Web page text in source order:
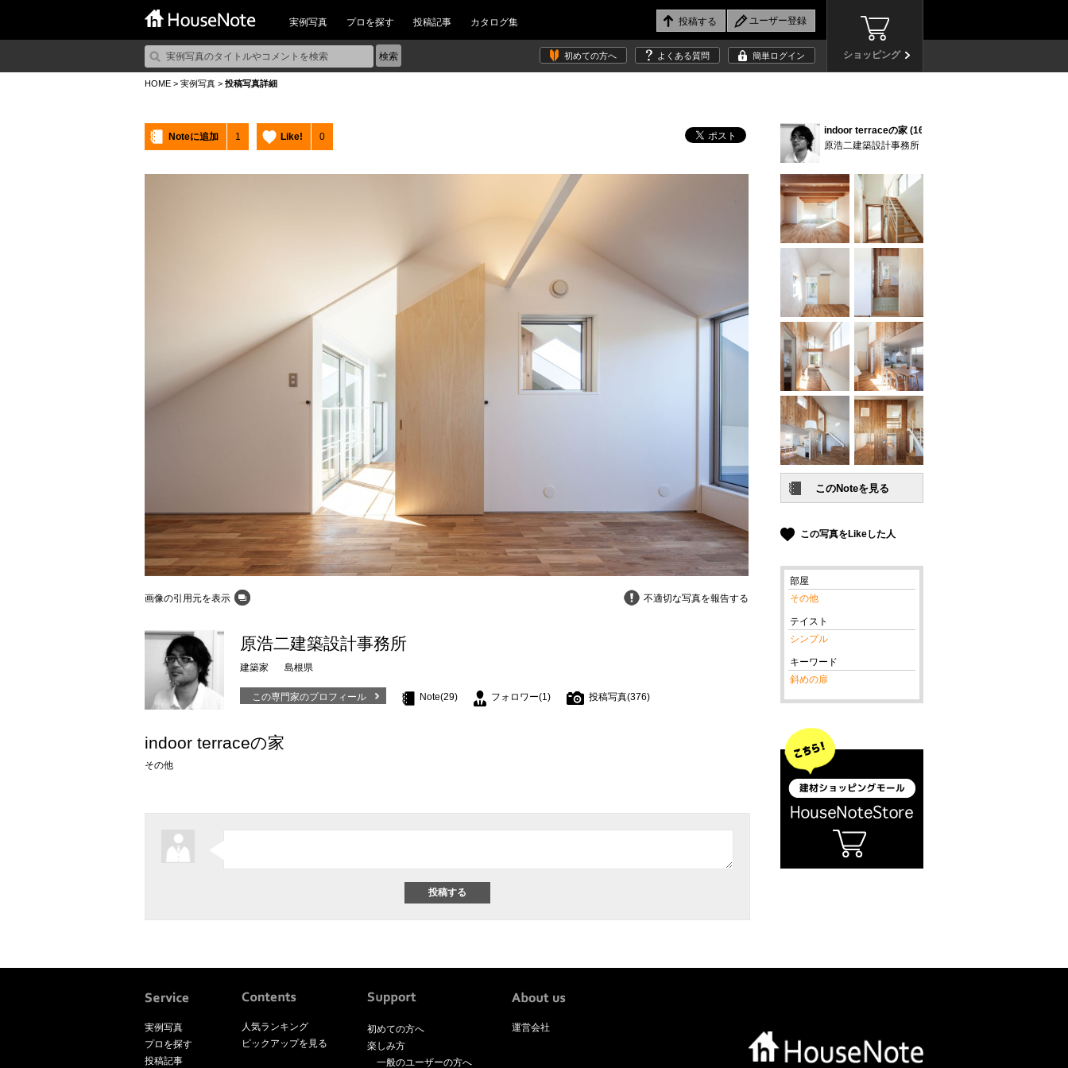
実例写真 プロを探す 投稿記事 カタログ集
ショッピング
初めての方へ よくある質問 簡単ログイン
HOME > 実例写真 > 投稿写真詳細
Noteに追加 1 Like! 0
画像の引用元を表示 不適切な写真を報告する
原浩二建築設計事務所
建築家 島根県
この専門家のプロフィール Note(29) フォロワー(1) 投稿写真(376)
indoor terraceの家
その他
indoor terraceの家 (16)
原浩二建築設計事務所
この写真をLikeした人
部屋
その他
テイスト
シンプル
キーワード
斜めの扉
実例写真
プロを探す
投稿記事
人気ランキング
ピックアップを見る
初めての方へ
楽しみ方
一般のユーザーの方へ
運営会社